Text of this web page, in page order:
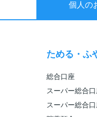
個人の
ためる・ふ
総合口座
スーパー総合口
スーパー総合口